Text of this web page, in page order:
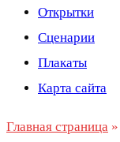
Открытки
Сценарии
Плакаты
Карта сайта
Главная страница »